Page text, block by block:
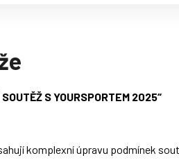
S YOURSPORTEM 2025“
komplexní úpravu podmínek